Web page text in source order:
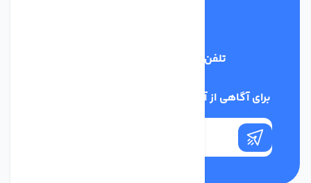
تلفن پشتیبانی
برای آگاهی از آخرین اخبار در خبرنامه ما عضو شوید